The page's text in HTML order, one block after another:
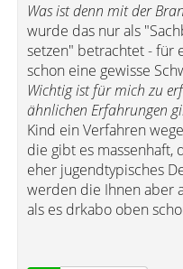
Was ist denn mit der
wurde das nur als
setzen" betrachtet - für
schon eine gewisse
Wichtig ist für mich zu
ähnlichen Erfahrungen
Kind ein Verfahren
die gibt es massenhaft,
eher jugendtypisches
werden die Ihnen aber
als es drkabo oben